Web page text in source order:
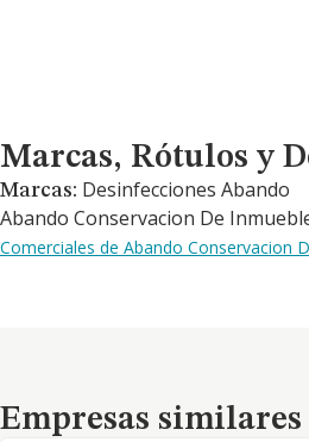
Marcas, Rótulos y
Marcas, Rótulos y
Marcas: Desinfecciones Abando
Abando Conservacion De
Comerciales de Abando Conservacion
Empresas similares
Empresas similares